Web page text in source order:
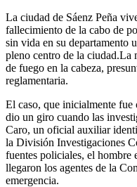
La ciudad de Sáenz Peña
fallecimiento de la cabo de
sin vida en su departamento
pleno centro de la ciudad.La
de fuego en la cabeza,
reglamentaria.
El caso, que inicialmente
dio un giro cuando las
Caro, un oficial auxiliar
la División Investigaciones
fuentes policiales, el hombre
llegaron los agentes de la
emergencia.